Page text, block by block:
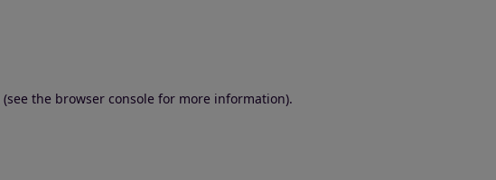
(see the browser console for more information).